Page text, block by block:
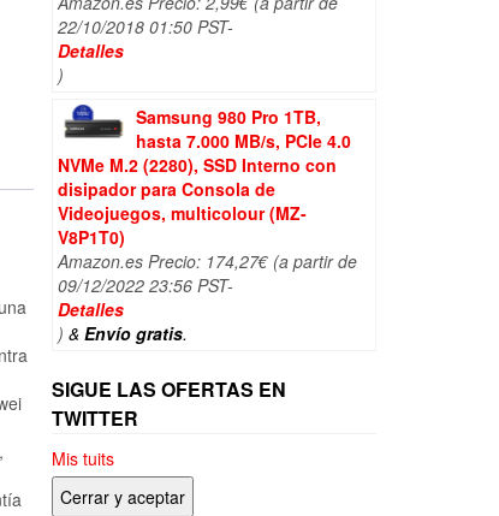
22/10/2018 01:50 PST-
Detalles
)
Samsung 980 Pro 1TB,
hasta 7.000 MB/s, PCIe 4.0
NVMe M.2 (2280), SSD Interno con
disipador para Consola de
Videojuegos, multicolour (MZ-
V8P1T0)
Amazon.es Precio: 174,27€ (a partir de
09/12/2022 23:56 PST-
Detalles
) & Envío gratis.
SIGUE LAS OFERTAS EN
TWITTER
Mis tuits